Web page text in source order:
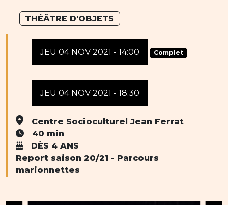
THÉÂTRE D'OBJETS
JEU 04 NOV 2021 - 14:00 Complet
JEU 04 NOV 2021 - 18:30
Centre Socioculturel Jean Ferrat
40 min
DÈS 4 ANS
Report saison 20/21 - Parcours
marionnettes